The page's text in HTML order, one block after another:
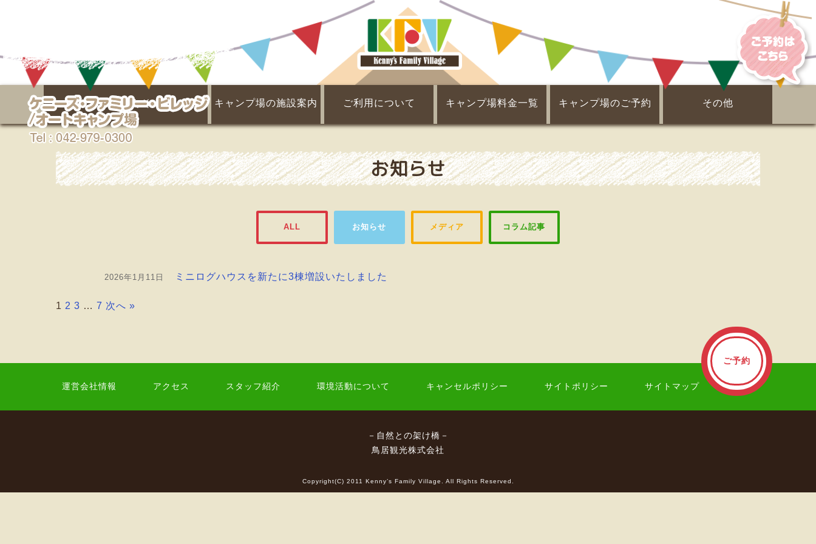
埼玉県キャンプ場なら
ケニーズであそぶ！
名栗川と天然プール
マス釣り場
あそびの広場
イベント
季節の楽しみ
キャンプ場の施設案内 ご利用について キャンプ場料金一覧 キャンプ場のご予約 その他
お知らせ
ALL お知らせ メディア コラム記事
2026年1月11日 ミニログハウスを新たに3棟増設いたしました
1 2 3 … 7 次へ »
ご予約
運営会社情報 アクセス スタッフ紹介 環境活動について キャンセルポリシー サイトポリシー サイトマップ
－自然との架け橋－
鳥居観光株式会社
Copyright(C) 2011 Kenny’s Family Village. All Rights Reserved.